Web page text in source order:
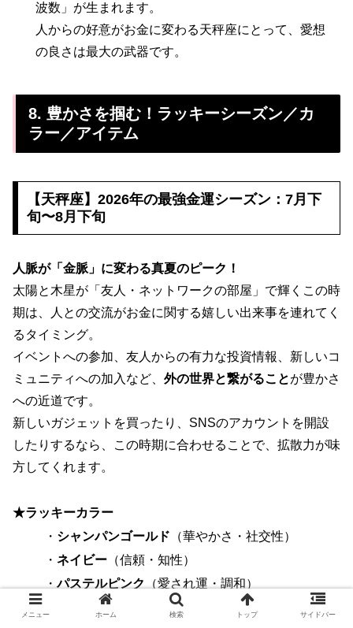
波数」が生まれます。
人からの好意がお金に変わる天秤座にとって、愛想
の良さは最大の武器です。
8. 豊かさを掴む！ラッキーシーズン／カ
ラー／アイテム
【天秤座】2026年の最強金運シーズン： 7月下
旬〜8月下旬
人脈が「金脈」に変わる真夏のピーク！
太陽と木星が「友人・ネットワークの部屋」で輝くこの時
期は、人との交流がお金に関する嬉しい出来事を連れてく
るタイミング。
イベントへの参加、友人からの有力な投資情報、新しいコ
ミュニティへの加入など、 外の世界と繋がることが豊かさ
への近道です。
新しいガジェットを買ったり、SNSのアカウントを開設
したりするなら、この時期に合わせることで、拡散力が味
方してくれます。
★ラッキーカラー
・ シャンパンゴールド （華やかさ・社交性）
・ ネイビー （信頼・知性）
・パステルピンク （愛され運・調和）
メニュー ホーム 検索 トップ サイドバー